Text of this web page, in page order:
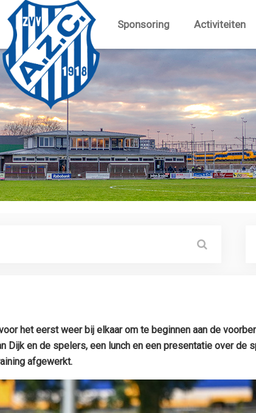
Sponsoring Activiteiten
het eerst weer bij elkaar om te beginnen aan de
Dijk en de spelers, een lunch en een presentatie over de
afgewerkt.